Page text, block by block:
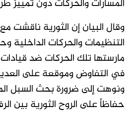
المسارات والحركات دون تمييز
وقال البيان إن الثورية ناقشت
التنظيمات والحركات الداخلية
مارستها تلك الحركات ضد
في التفاوض وموقعة على
ونوهت إلى ضرورة بحث السبل
حفاظاً على الروح الثورية بين